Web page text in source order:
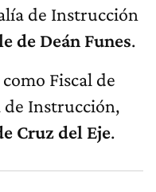
de Instrucción
de Deán Funes.
como Fiscal de
de Instrucción,
Cruz del Eje.